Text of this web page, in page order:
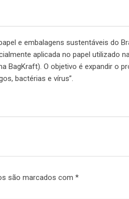
e embalagens sustentáveis do
aplicada no papel utilizado
BagKraft). O objetivo é expandir o
bactérias e vírus”.
são marcados com *